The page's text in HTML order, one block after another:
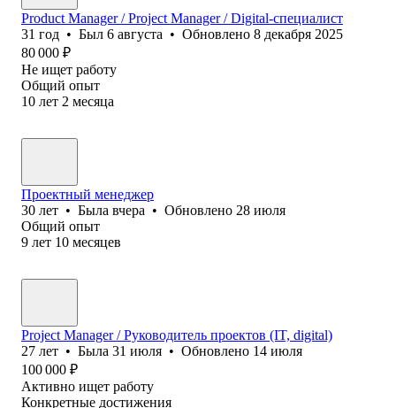
Product Manager / Project Manager / Digital-специалист
31 год • Был 6 августа • Обновлено 8 декабря 2025
80 000 ₽
Не ищет работу
Общий опыт
10 лет 2 месяца
Проектный менеджер
30 лет • Была вчера • Обновлено 28 июля
Общий опыт
9 лет 10 месяцев
Project Manager / Руководитель проектов (IT, digital)
27 лет • Была 31 июля • Обновлено 14 июля
100 000 ₽
Активно ищет работу
Конкретные достижения